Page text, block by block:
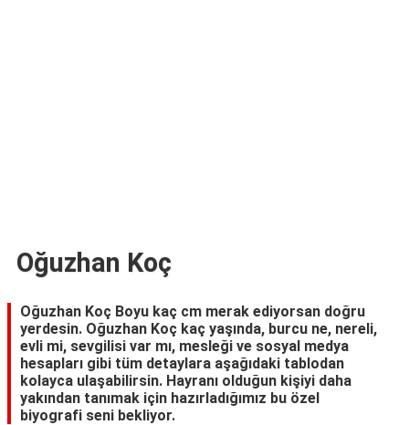
Oğuzhan Koç
Oğuzhan Koç Boyu kaç cm merak ediyorsan doğru
yerdesin. Oğuzhan Koç kaç yaşında, burcu ne, nereli,
evli mi, sevgilisi var mı, mesleği ve sosyal medya
hesapları gibi tüm detaylara aşağıdaki tablodan
kolayca ulaşabilirsin. Hayranı olduğun kişiyi daha
yakından tanımak için hazırladığımız bu özel
biyografi seni bekliyor.